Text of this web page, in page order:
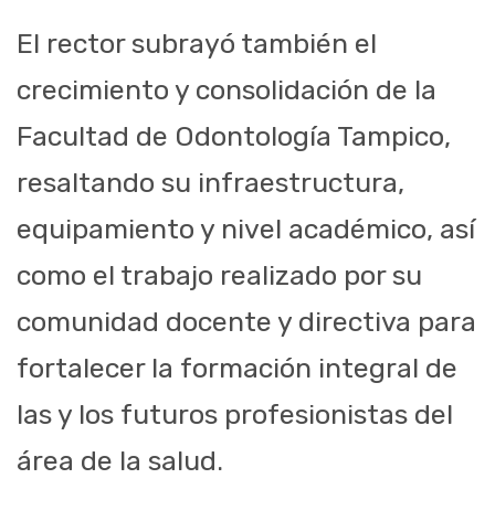
El rector subrayó también el
crecimiento y consolidación de la
Facultad de Odontología Tampico,
resaltando su infraestructura,
equipamiento y nivel académico, así
como el trabajo realizado por su
comunidad docente y directiva para
fortalecer la formación integral de
las y los futuros profesionistas del
área de la salud.